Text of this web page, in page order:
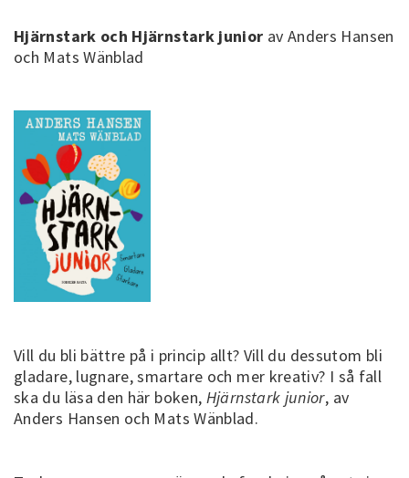
Hjärnstark och Hjärnstark junior av Anders Hansen
och Mats Wänblad
Vill du bli bättre på i princip allt? Vill du dessutom bli
gladare, lugnare, smartare och mer kreativ? I så fall
ska du läsa den här boken, Hjärnstark junior, av
Anders Hansen och Mats Wänblad.